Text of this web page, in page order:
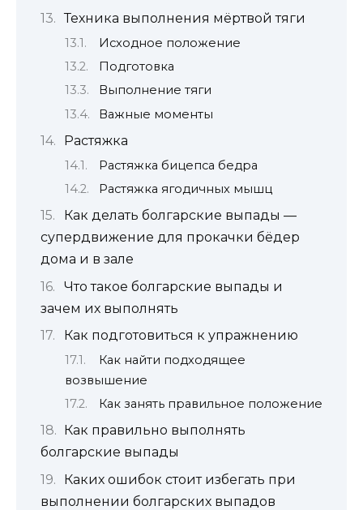
Техника выполнения мёртвой тяги
Исходное положение
Подготовка
Выполнение тяги
Важные моменты
Растяжка
Растяжка бицепса бедра
Растяжка ягодичных мышц
Как делать болгарские выпады —
супердвижение для прокачки бёдер
дома и в зале
Что такое болгарские выпады и
зачем их выполнять
Как подготовиться к упражнению
Как найти подходящее
возвышение
Как занять правильное положение
Как правильно выполнять
болгарские выпады
Каких ошибок стоит избегать при
выполнении болгарских выпадов